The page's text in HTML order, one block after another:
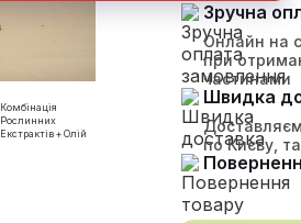
Комбінація
Рослинних
Екстрактів + Олій
Зручна
Онлайн на
при
частинами
Швидка
по Києву,